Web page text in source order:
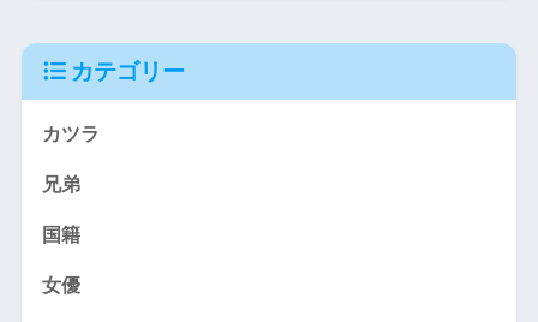
カテゴリー
カツラ
兄弟
国籍
女優